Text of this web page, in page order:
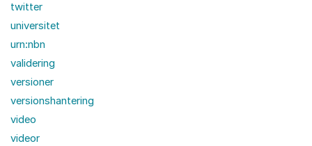
twitter
universitet
urn:nbn
validering
versioner
versionshantering
video
videor